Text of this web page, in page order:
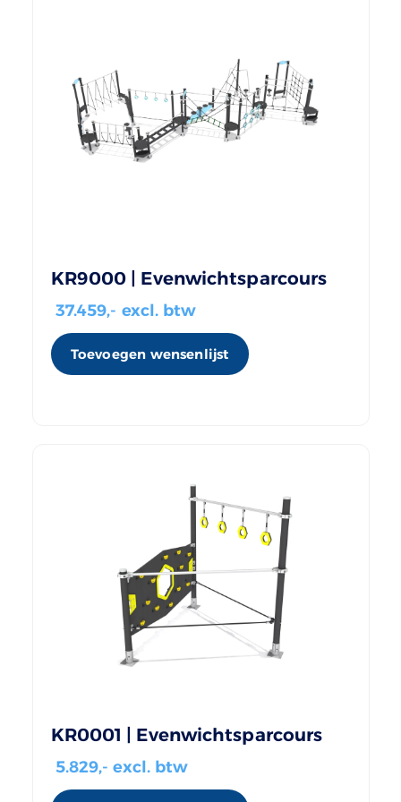
KR9000 | Evenwichtsparcours
37.459,- excl. btw
Toevoegen wensenlijst
KR0001 | Evenwichtsparcours
5.829,- excl. btw